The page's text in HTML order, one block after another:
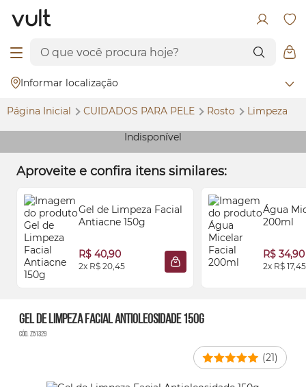
Informar localização
Página Inicial CUIDADOS PARA PELE Rosto Limpeza
Indisponível
Aproveite e confira itens similares:
Gel de Limpeza Facial
Antiacne 150g
R$ 40,90
2x R$ 20,45 ADICIONAR À SACOLA
Água
200ml
R$ 34,90
2x R$ 17,45
Gel de Limpeza Facial Antioleosidade 150g
Cód. Z51329
(21)